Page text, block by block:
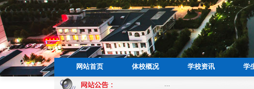
网站首页 体校概况 学校资讯 学
在线留言